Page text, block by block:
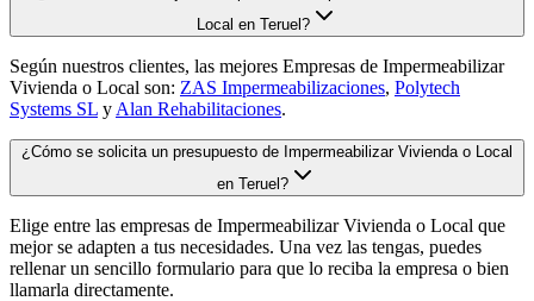
Local en Teruel?
Según nuestros clientes, las mejores Empresas de Impermeabilizar
Vivienda o Local son: ZAS Impermeabilizaciones, Polytech
Systems SL y Alan Rehabilitaciones.
¿Cómo se solicita un presupuesto de Impermeabilizar Vivienda o Local
en Teruel?
Elige entre las empresas de Impermeabilizar Vivienda o Local que
mejor se adapten a tus necesidades. Una vez las tengas, puedes
rellenar un sencillo formulario para que lo reciba la empresa o bien
llamarla directamente.